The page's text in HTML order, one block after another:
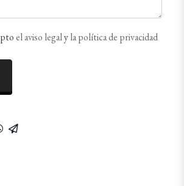
el aviso legalyla política de privacidad